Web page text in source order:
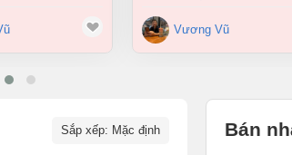
Vương Vũ
Sắp xếp: Mặc định Bán